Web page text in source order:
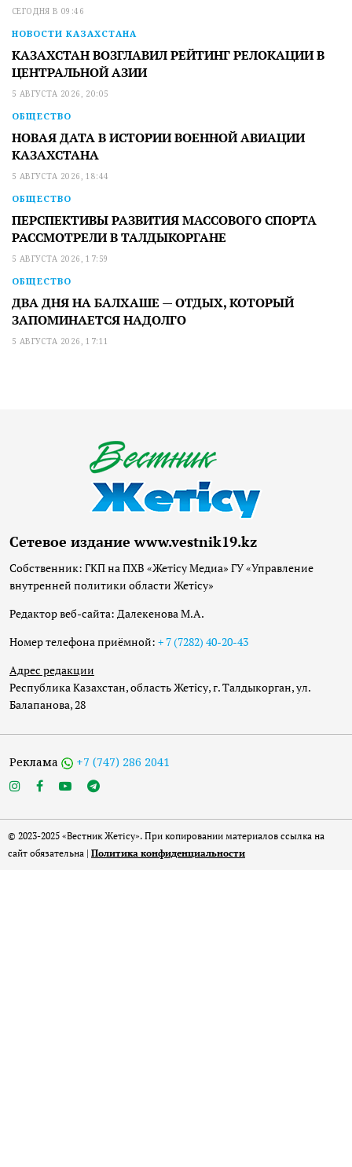
СЕГОДНЯ В 09:46
НОВОСТИ КАЗАХСТАНА
КАЗАХСТАН ВОЗГЛАВИЛ РЕЙТИНГ РЕЛОКАЦИИ В
ЦЕНТРАЛЬНОЙ АЗИИ
5 АВГУСТА 2026, 20:05
ОБЩЕСТВО
НОВАЯ ДАТА В ИСТОРИИ ВОЕННОЙ АВИАЦИИ
КАЗАХСТАНА
5 АВГУСТА 2026, 18:44
ОБЩЕСТВО
ПЕРСПЕКТИВЫ РАЗВИТИЯ МАССОВОГО СПОРТА
РАССМОТРЕЛИ В ТАЛДЫКОРГАНЕ
5 АВГУСТА 2026, 17:59
ОБЩЕСТВО
ДВА ДНЯ НА БАЛХАШЕ — ОТДЫХ, КОТОРЫЙ
ЗАПОМИНАЕТСЯ НАДОЛГО
5 АВГУСТА 2026, 17:11
Сетевое издание www.vestnik19.kz
Собственник: ГКП на ПХВ «Жетісу Медиа» ГУ «Управление
внутренней политики области Жетісу»
Редактор веб-сайта: Далекенова М.А.
Номер телефона приёмной: + 7 (7282) 40-20-43
Адрес редакции
Республика Казахстан, область Жетісу, г. Талдыкорган, ул.
Балапанова, 28
Реклама +7 (747) 286 2041
© 2023-2025 «Вестник Жетісу». При копировании материалов ссылка на
сайт обязательна | Политика конфиденциальности